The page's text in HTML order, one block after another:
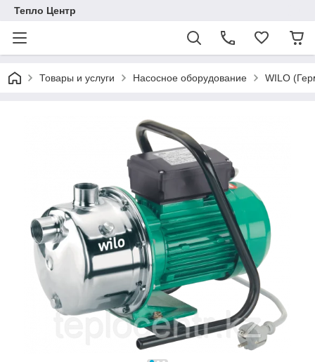
Тепло Центр
Товары и услуги Насосное оборудование WILO